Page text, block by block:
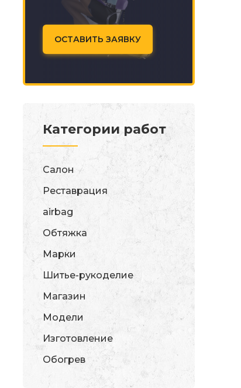
ОСТАВИТЬ ЗАЯВКУ
Категории работ
Салон
Реставрация
airbag
Обтяжка
Марки
Шитье-рукоделие
Магазин
Модели
Изготовление
Обогрев